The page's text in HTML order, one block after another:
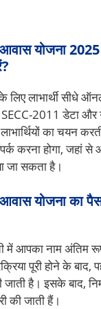
आवास योजना
लिए लाभार्थी सीधे
2011 डेटा और
का चयन
करना होगा, जहां से
जा सकता है।
योजना का
में आपका नाम अंतिम
पूरी होने के
है। इसके बाद,
की जाती हैं।